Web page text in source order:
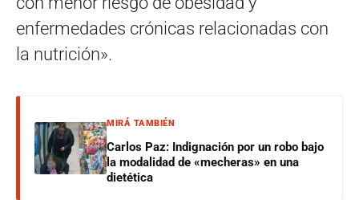
enfermedades crónicas relacionadas con
la nutrición».
MIRÁ TAMBIÉN
Carlos Paz: Indignación por un robo bajo
la modalidad de «mecheras» en una
dietética